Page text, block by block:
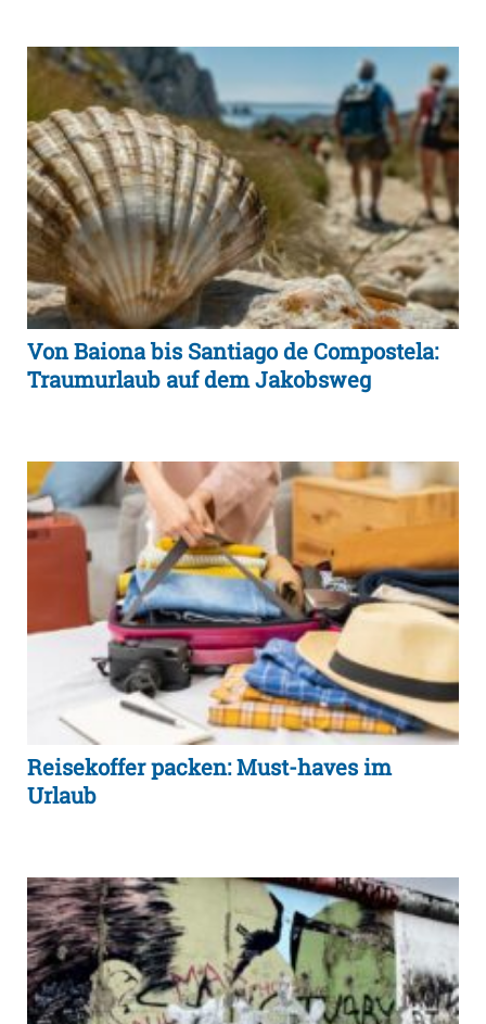
Von Baiona bis Santiago de Compostela:
Traumurlaub auf dem Jakobsweg
Reisekoffer packen: Must-haves im
Urlaub